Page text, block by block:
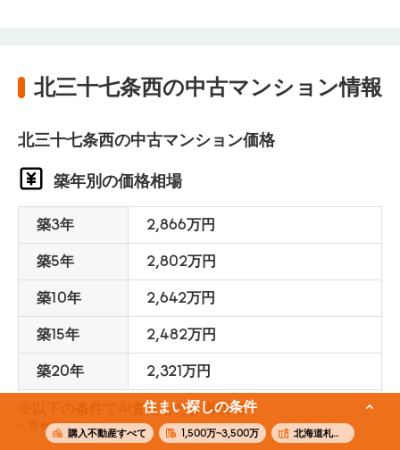
北三十七条西の中古マンション情報
北三十七条西の中古マンション価格
築年別の価格相場
築3年 2,866万円
築5年 2,802万円
築10年 2,642万円
築15年 2,482万円
築20年 2,321万円
※以下の条件でAI査定した参考価格
専有面積70m²
住まい探しの条件
購入不動産すべて 1,500万~3,500万 北海道札幌市北区北三十七条西